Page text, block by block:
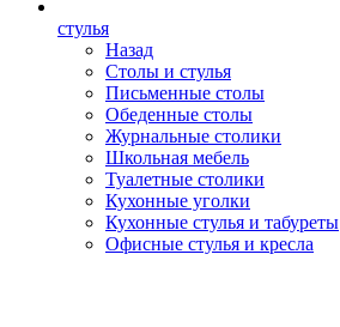
стулья
Назад
Столы и стулья
Письменные столы
Обеденные столы
Журнальные столики
Школьная мебель
Туалетные столики
Кухонные уголки
Кухонные стулья и табуреты
Офисные стулья и кресла